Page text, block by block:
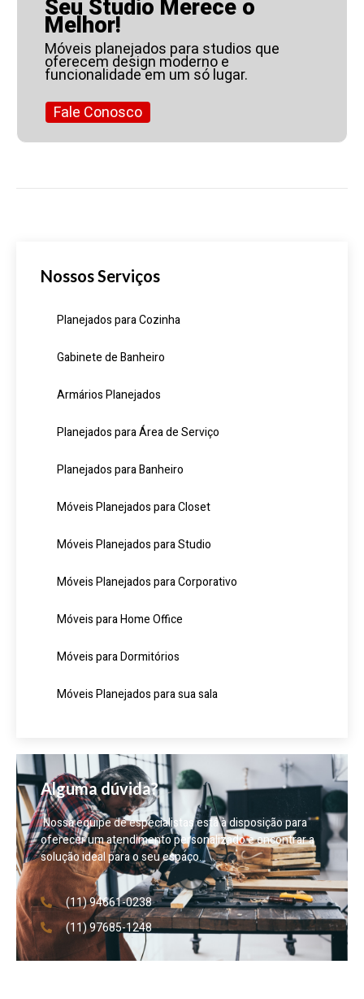
Seu Studio Merece o
Melhor!
Móveis planejados para studios que
oferecem design moderno e
funcionalidade em um só lugar.
Fale Conosco
Nossos Serviços
Planejados para Cozinha
Gabinete de Banheiro
Armários Planejados
Planejados para Área de Serviço
Planejados para Banheiro
Móveis Planejados para Closet
Móveis Planejados para Studio
Móveis Planejados para Corporativo
Móveis para Home Office
Móveis para Dormitórios
Móveis Planejados para sua sala
Alguma dúvida?
Nossa equipe de especialistas está à disposição para
oferecer um atendimento personalizado e encontrar a
solução ideal para o seu espaço.
(11) 94661-0238
(11) 97685-1248